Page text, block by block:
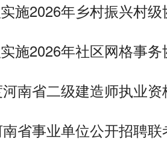
施2026年乡村振兴村
施2026年社区网格事
南省二级建造师执业
省事业单位公开招聘